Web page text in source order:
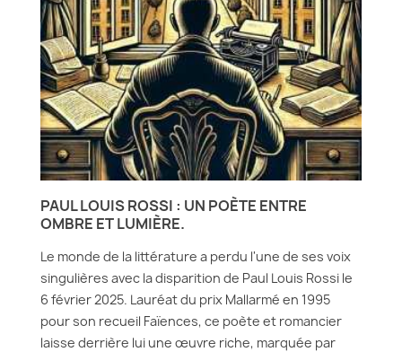
PAUL LOUIS ROSSI : UN POÈTE ENTRE
OMBRE ET LUMIÈRE.
Le monde de la littérature a perdu l'une de ses voix
singulières avec la disparition de Paul Louis Rossi le
6 février 2025. Lauréat du prix Mallarmé en 1995
pour son recueil Faïences, ce poète et romancier
laisse derrière lui une œuvre riche, marquée par